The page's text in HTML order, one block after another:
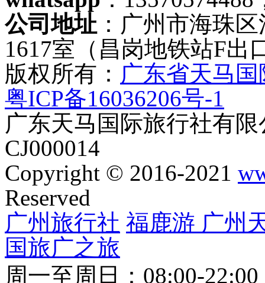
关于我们| 资质证书|联系
报名电话：13924290753
微信联系：13924290753
whatsapp：13570574488
公司地址：广州市海珠
1617室（昌岗地铁站F出
版权所有：广东省天马
粤ICP备16036206号-1
广东天马国际旅行社有
CJ000014
Copyright © 2016-2021